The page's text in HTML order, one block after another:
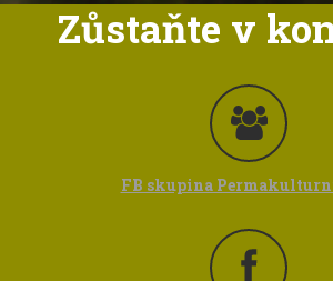
Zůstaňte v
FB skupina